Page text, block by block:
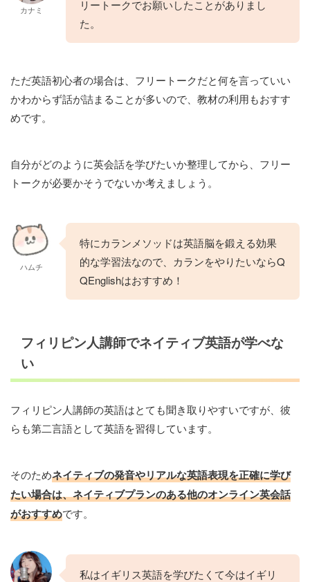
カナミ
リートークでお願いしたことがありまし
た。
ただ英語初心者の場合は、フリートークだと何を言っていい
かわからず話が詰まることが多いので、教材の利用もおすす
めです。
自分がどのように英会話を学びたいか整理してから、フリー
トークが必要かそうでないか考えましょう。
ハムチ
特にカランメソッドは英語脳を鍛える効果
的な学習法なので、カランをやりたいならQ
QEnglishはおすすめ！
フィリピン人講師でネイティブ英語が学べな
い
フィリピン人講師の英語はとても聞き取りやすいですが、彼
らも第二言語として英語を習得しています。
そのためネイティブの発音やリアルな英語表現を正確に学び
たい場合は、ネイティブプランのある他のオンライン英会話
がおすすめです。
私はイギリス英語を学びたくて今はイギリ